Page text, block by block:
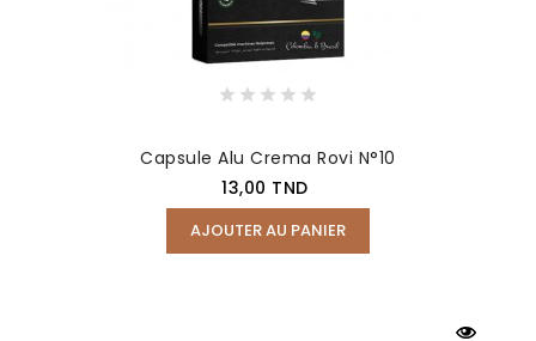
Capsule Alu Crema Rovi N°10
Prix
13,00 TND
AJOUTER AU PANIER